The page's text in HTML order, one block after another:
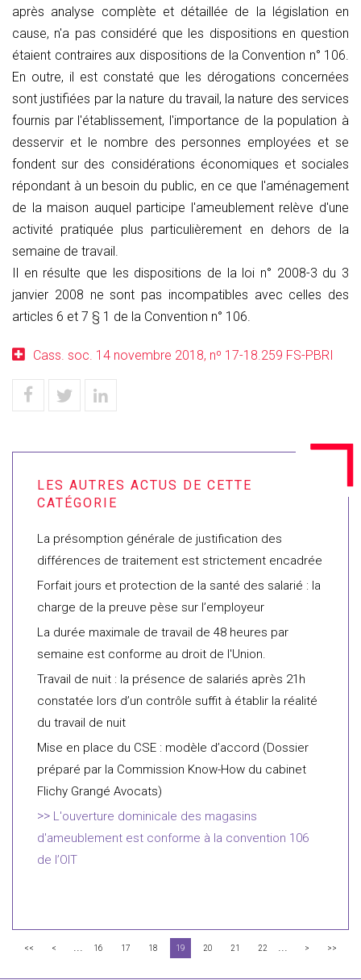
après analyse complète et détaillée de la législation en
cause, n'a pas considéré que les dispositions en question
étaient contraires aux dispositions de la Convention n° 106.
En outre, il est constaté que les dérogations concernées
sont justifiées par la nature du travail, la nature des services
fournis par l'établissement, l'importance de la population à
desservir et le nombre des personnes employées et se
fondent sur des considérations économiques et sociales
répondant à un besoin du public, en ce que l'aménagement
de la maison auquel participe l'ameublement relève d'une
activité pratiquée plus particulièrement en dehors de la
semaine de travail.
Il en résulte que les dispositions de la loi n° 2008-3 du 3
janvier 2008 ne sont pas incompatibles avec celles des
articles 6 et 7 § 1 de la Convention n° 106.
Cass. soc. 14 novembre 2018, nº 17-18.259 FS-PBRI
La présomption générale de justification des
différences de traitement est strictement encadrée
Forfait jours et protection de la santé des salarié : la
charge de la preuve pèse sur l’employeur
La durée maximale de travail de 48 heures par
semaine est conforme au droit de l'Union.
Travail de nuit : la présence de salariés après 21h
constatée lors d’un contrôle suffit à établir la réalité
du travail de nuit
Mise en place du CSE : modèle d’accord (Dossier
préparé par la Commission Know-How du cabinet
Flichy Grangé Avocats)
L'ouverture dominicale des magasins
d'ameublement est conforme à la convention 106
de l’OIT
<< < ... 16 17 18 19 20 21 22 ... > >>